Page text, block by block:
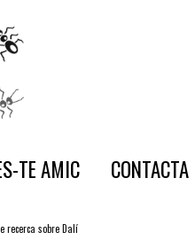
TE AMIC CONTACTA
recerca sobre Dalí